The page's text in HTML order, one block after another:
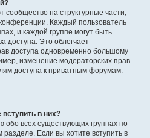
сообщество на структурные части,
Каждый пользователь
и каждой группе могут быть
доступа. Это облегчает
доступа одновременно большому
изменение модераторских прав
доступа к приватным форумам.
в них?
всех существующих группах по
Если вы хотите вступить в